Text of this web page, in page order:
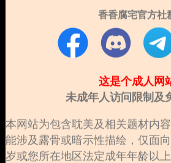
香香腐宅官方社
这是个成人网
未成年人访问限制及
本网站为包含耽美及相关题材内
能涉及露骨或暗示性描绘，仅面
岁或您所在地区法定成年年龄以上